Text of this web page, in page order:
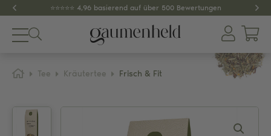
⭐️⭐️⭐️⭐️⭐️ 4,96 basierend auf über 500 Bewertungen
Gewürze
Tee Kräutertee Frisch & Fit